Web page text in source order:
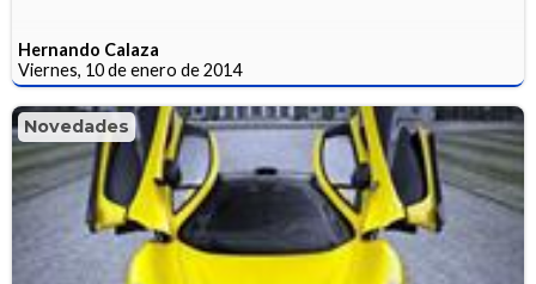
Hernando Calaza
Viernes, 10 de enero de 2014
Novedades